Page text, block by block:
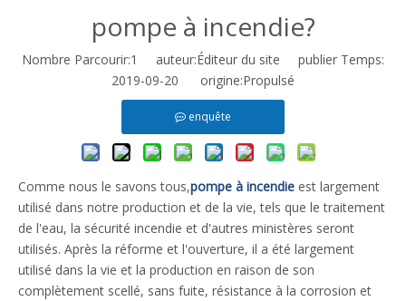
pompe à incendie?
Nombre Parcourir:1
auteur:Éditeur du site publier Temps:
2019-09-20 origine:Propulsé
enquête
Comme nous le savons tous,pompe à incendie est largement
utilisé dans notre production et de la vie, tels que le traitement
de l'eau, la sécurité incendie et d'autres ministères seront
utilisés. Après la réforme et l'ouverture, il a été largement
utilisé dans la vie et la production en raison de son
complètement scellé, sans fuite, résistance à la corrosion et